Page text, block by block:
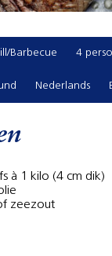
Barbecue 4
Nederlands
à 1 kilo (4 cm dik)
zeezout